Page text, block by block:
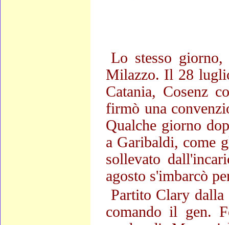
Lo stesso
Milazzo. Il 28
Catania, Cosenz
firmò una
Qualche giorno
a Garibaldi, come
sollevato
agosto s'imbarcò
Partito Clary dalla
comando il gen.